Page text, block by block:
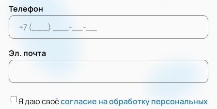
Телефон
Эл. почта
Я даю своёсогласие на обработку персональных